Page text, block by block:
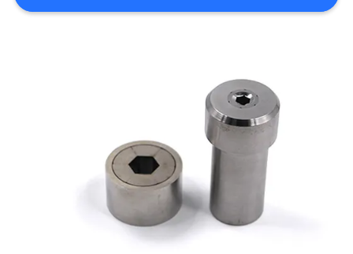
CITATION
POLITIQUE
CONFIDENTIALITÉ